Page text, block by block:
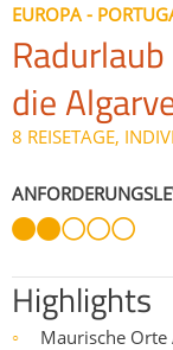
EUROPA -
die
8 REISETAGE,
Highlights
○ Maurische